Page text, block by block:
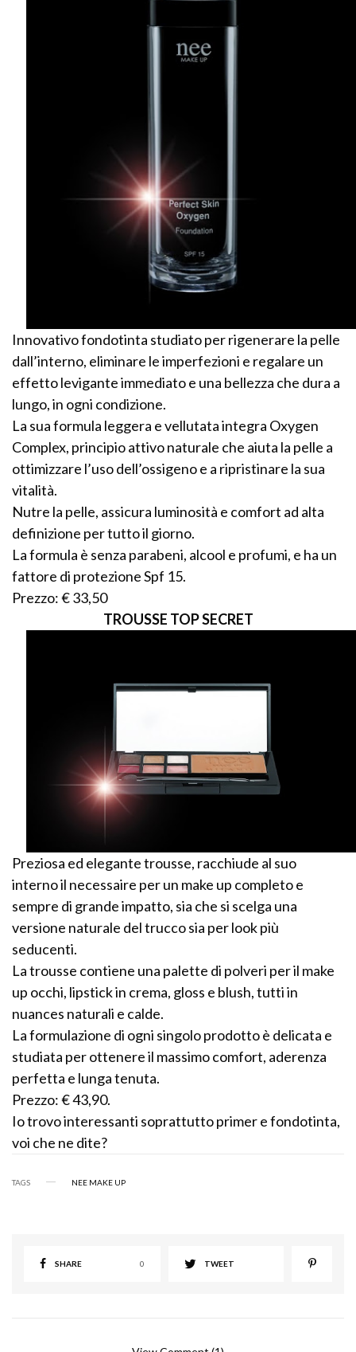
Innovativo fondotinta studiato per rigenerare la pelle
dall’interno, eliminare le imperfezioni e regalare un
effetto levigante immediato e una bellezza che dura a
lungo, in ogni condizione.
La sua formula leggera e vellutata integra Oxygen
Complex, principio attivo naturale che aiuta la pelle a
ottimizzare l’uso dell’ossigeno e a ripristinare la sua
vitalità.
Nutre la pelle, assicura luminosità e comfort ad alta
definizione per tutto il giorno.
La formula è senza parabeni, alcool e profumi, e ha un
fattore di protezione Spf 15.
Prezzo: € 33,50
TROUSSE TOP SECRET
Preziosa ed elegante trousse, racchiude al suo
interno il necessaire per un make up completo e
sempre di grande impatto, sia che si scelga una
versione naturale del trucco sia per look più
seducenti.
La trousse contiene una palette di polveri per il make
up occhi, lipstick in crema, gloss e blush, tutti in
nuances naturali e calde.
La formulazione di ogni singolo prodotto è delicata e
studiata per ottenere il massimo comfort, aderenza
perfetta e lunga tenuta.
Prezzo: € 43,90.
Io trovo interessanti soprattutto primer e fondotinta,
voi che ne dite?
TAGS NEE MAKE UP
SHARE 0 TWEET